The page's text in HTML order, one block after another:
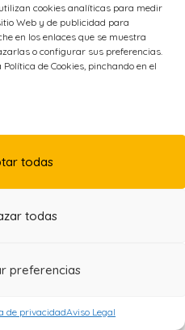
cookies analíticas para medir
Web y de publicidad para
en los enlaces que se muestra
o configurar sus preferencias.
de Cookies, pinchando en el
todas
todas
preferencias
de privacidadAviso Legal